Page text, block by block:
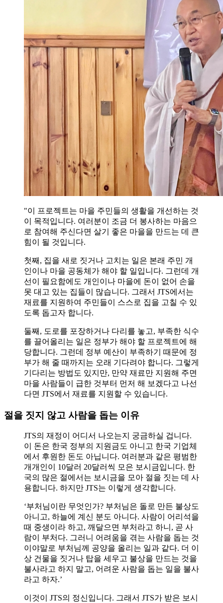
"이 프로젝트는 마을 주민들의 생활을 개선하는 것
이 목적입니다. 여러분이 조금 더 봉사하는 마음으
로 참여해 주신다면 살기 좋은 마을을 만드는 데 큰
힘이 될 것입니다.
첫째, 집을 새로 짓거나 고치는 일은 본래 주민 개
인이나 마을 공동체가 해야 할 일입니다. 그런데 개
선이 필요함에도 개인이나 마을에 돈이 없어 손을
못 대고 있는 집들이 많습니다. 그래서 JTS에서는
재료를 지원하여 주민들이 스스로 집을 고칠 수 있
도록 돕고자 합니다.
둘째, 도로를 포장하거나 다리를 놓고, 부족한 식수
를 끌어올리는 일은 정부가 해야 할 프로젝트에 해
당합니다. 그런데 정부 예산이 부족하기 때문에 정
부가 해 줄 때까지는 오래 기다려야 합니다. 그렇게
기다리는 방법도 있지만, 만약 재료만 지원해 주면
마을 사람들이 급한 것부터 먼저 해 보겠다고 나선
다면 JTS에서 재료를 지원할 수 있습니다.
절을 짓지 않고 사람을 돕는 이유
JTS의 재정이 어디서 나오는지 궁금하실 겁니다.
이 돈은 한국 정부의 지원금도 아니고 한국 기업체
에서 후원한 돈도 아닙니다. 여러분과 같은 평범한
개개인이 10달러 20달러씩 모은 보시금입니다. 한
국의 많은 절에서는 보시금을 모아 절을 짓는 데 사
용합니다. 하지만 JTS는 이렇게 생각합니다.
‘부처님이란 무엇인가? 부처님은 돌로 만든 불상도
아니고, 하늘에 계신 분도 아니다. 사람이 어리석을
때 중생이라 하고, 깨달으면 부처라고 하니, 곧 사
람이 부처다. 그러니 어려움을 겪는 사람을 돕는 것
이야말로 부처님께 공양을 올리는 일과 같다. 더 이
상 건물을 짓거나 탑을 세우고 불상을 만드는 것을
불사라고 하지 말고, 어려운 사람을 돕는 일을 불사
라고 하자.’
이것이 JTS의 정신입니다. 그래서 JTS가 받은 보시